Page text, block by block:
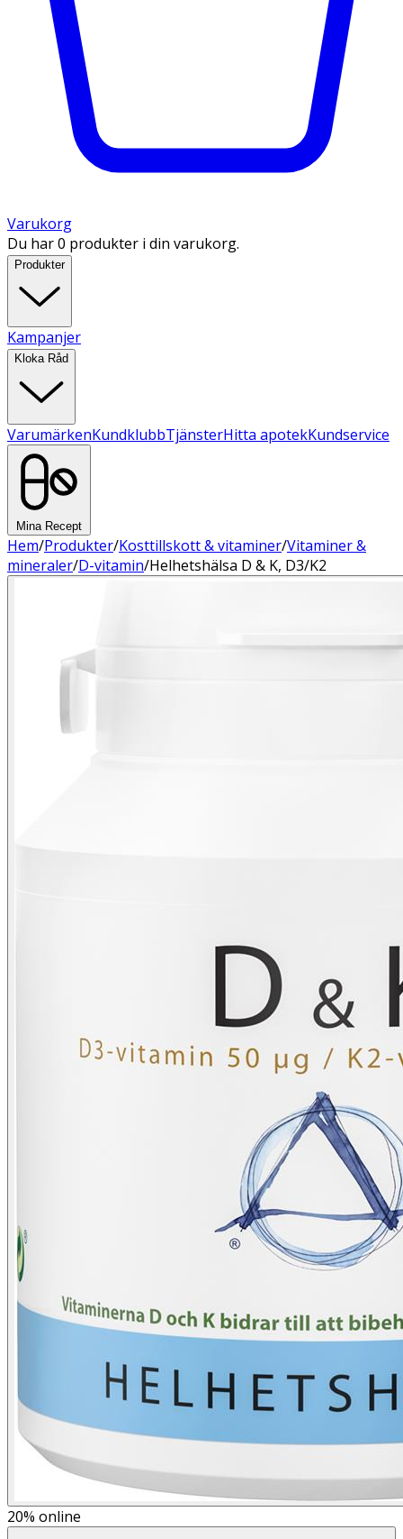
Varukorg
Du har 0 produkter i din varukorg.
Produkter
Kampanjer
Kloka Råd
VarumärkenKundklubbTjänsterHitta apotekKundservice
Mina Recept
Hem/Produkter/Kosttillskott & vitaminer/Vitaminer &
mineraler/D-vitamin/Helhetshälsa D & K, D3/K2
20% online